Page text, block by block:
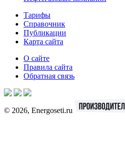
Тарифы
Справочник
Публикации
Карта сайта
О сайте
Правила сайта
Обратная связь
© 2026, Energoseti.ru